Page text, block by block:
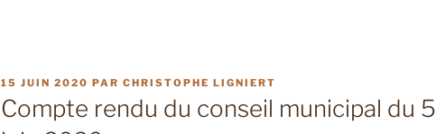
PUBLIÉ
LE
15 JUIN 2020 PAR CHRISTOPHE LIGNIERT
Compte rendu du conseil municipal du 5